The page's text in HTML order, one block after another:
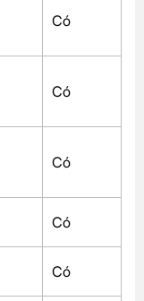
Có
Có
Có
Có
Có